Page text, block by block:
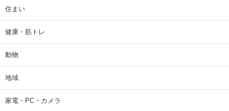
住まい
健康・筋トレ
動物
地域
家電・PC・カメラ